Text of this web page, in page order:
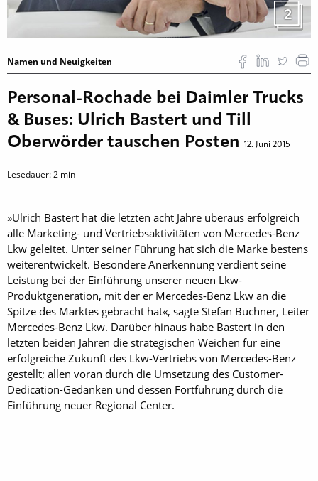
2
Namen und Neuigkeiten
Personal-Rochade bei Daimler Trucks
& Buses: Ulrich Bastert und Till
Oberwörder tauschen Posten
12. Juni 2015
Lesedauer:2 min
»Ulrich Bastert hat die letzten acht Jahre überaus erfolgreich
alle Marketing- und Vertriebsaktivitäten von Mercedes-Benz
Lkw geleitet. Unter seiner Führung hat sich die Marke bestens
weiterentwickelt. Besondere Anerkennung verdient seine
Leistung bei der Einführung unserer neuen Lkw-
Produktgeneration, mit der er Mercedes-Benz Lkw an die
Spitze des Marktes gebracht hat«, sagte Stefan Buchner, Leiter
Mercedes-Benz Lkw. Darüber hinaus habe Bastert in den
letzten beiden Jahren die strategischen Weichen für eine
erfolgreiche Zukunft des Lkw-Vertriebs von Mercedes-Benz
gestellt; allen voran durch die Umsetzung des Customer-
Dedication-Gedanken und dessen Fortführung durch die
Einführung neuer Regional Center.